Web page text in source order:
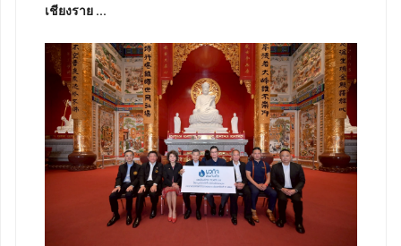
เชียงราย ...